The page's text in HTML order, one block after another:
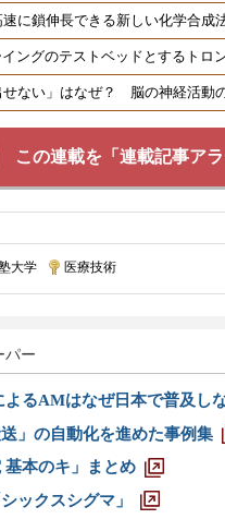
に鎖伸長できる新しい化学合成
ングのテストベッドとするトロ
せない」はなぜ？ 脳の神経活動
この連載を「連載記事ア
大学 医療技術
パー
よるAMはなぜ日本で普及し
」の自動化を進めた事例集
本のキ」まとめ
ックスシグマ」